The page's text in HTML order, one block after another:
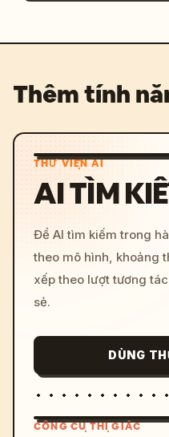
Thêm tính
THƯ VIỆN AI
AI TÌM
Để AI tìm kiếm trong
theo mô hình, khoảng
xếp theo lượt tương
sẻ.
DÙNG
CÔNG CỤ THỊ GIÁC